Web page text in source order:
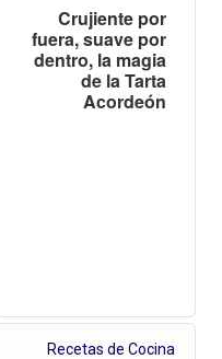
Crujiente por
fuera, suave por
dentro, la magia
de la Tarta
Acordeón
Recetas de Cocina